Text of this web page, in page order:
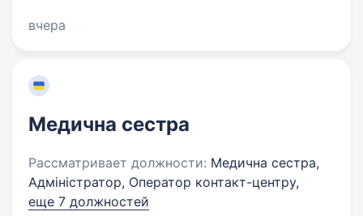
вчера
Медична сестра
Рассматривает должности: Медична сестра,
Адміністратор, Оператор контакт-центру,
еще 7 должностей